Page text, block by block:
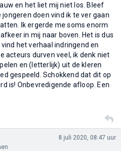
en het liet mij niet los. Bleef
doen vind ik te ver gaan
Ik ergerde me soms enorm
in mij naar boven. Het is dus
het verhaal indringend en
acteurs durven veel, ik denk niet
en (letterlijk) uit de kleren
gespeeld. Schokkend dat dit op
is! Onbevredigende afloop. Een
8 juli 2020, 08:47 uur